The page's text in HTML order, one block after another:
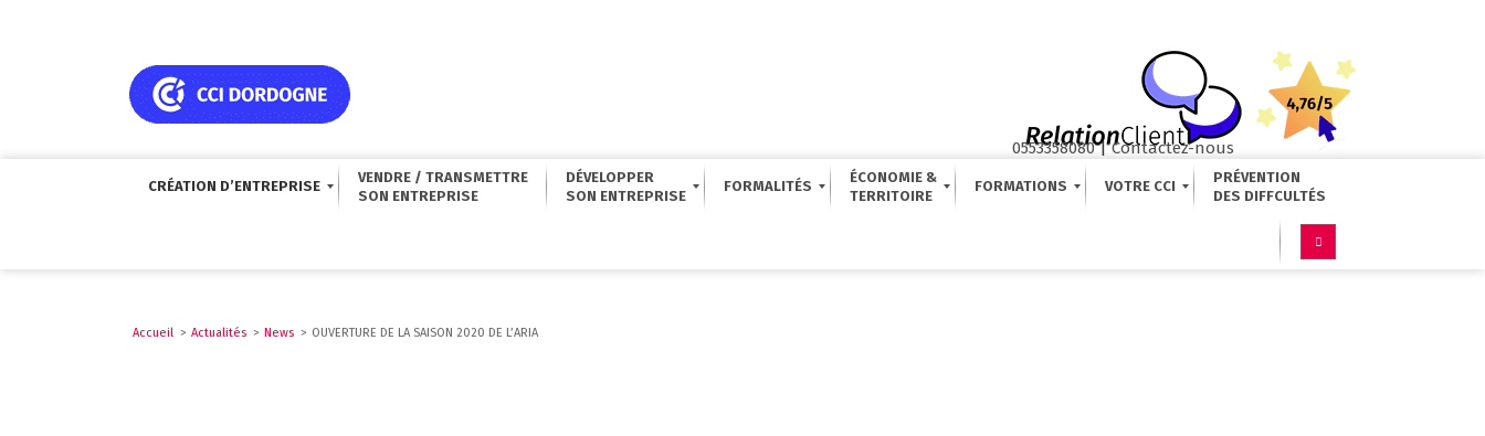
0553358080|Contactez-nous
CRÉATION D’ENTREPRISE
VENDRE / TRANSMETTRE
DÉVELOPPER
FORMALITÉS
ÉCONOMIE &
FORMATIONS VOTRE CCI
PRÉVENTION
Accueil > Actualités > News > OUVERTURE DE LA SAISON 2020 DE L’ARIA